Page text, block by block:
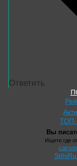
Ответить
ТОП-
Вы
Ищете где